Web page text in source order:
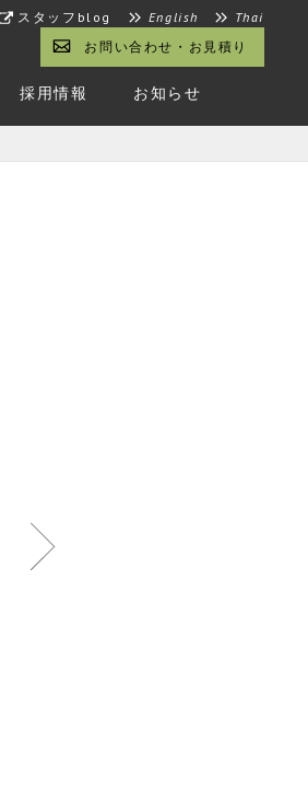
スタッフblog English
Thai
お問い合わせ・お見積り
採用情報 お知らせ